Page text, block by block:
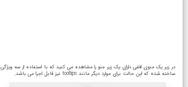
در زیر یک منوی افقی دارای یک زیر منو را مشاهده می کنید که با استفاده از سه ویژگی
ساخته شده که این حالت برای موارد دیگر مانند tooltips نیز قابل اجرا می باشد.